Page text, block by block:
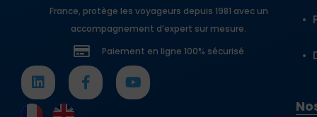
France, protège les voyageurs depuis 1981 avec un
accompagnement d’expert sur mesure.
Paiement en ligne 100% sécurisé